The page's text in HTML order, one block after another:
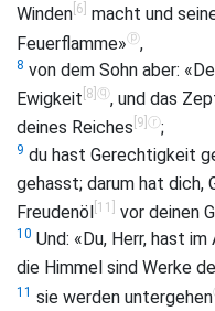
Winden [6] macht und
Feuerflamme»ⓟ,
8 von dem Sohn aber:
Ewigkeit [8] ⓠ, und das
deines Reiches [9] ⓡ;
9 du hast Gerechtigkeit
gehasst; darum hat
Freudenöl
[11] vor deinen
10 Und: «Du, Herr, hast
die Himmel sind Werke
11 sie werden untergehen